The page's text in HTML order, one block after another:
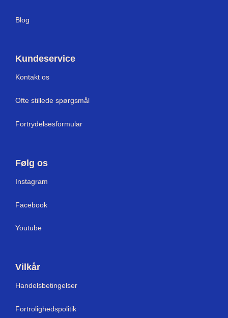
Blog
Kundeservice
Kontakt os
Ofte stillede spørgsmål
Fortrydelsesformular
Følg os
Instagram
Facebook
Youtube
Vilkår
Handelsbetingelser
Fortrolighedspolitik